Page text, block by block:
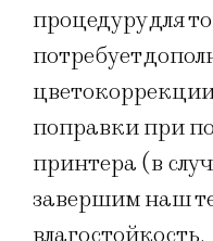
процедуру для
потребует
поправки при
принтера (в
завершим наш
влагостойкость.